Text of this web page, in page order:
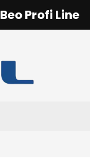
Beo Profi Line